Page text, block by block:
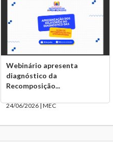
Webinário apresenta
diagnóstico da
Recomposição...
24/06/2026 | MEC